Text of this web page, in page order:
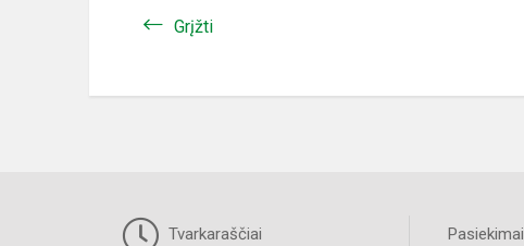
Grįžti
Tvarkaraščiai Pasiekimai